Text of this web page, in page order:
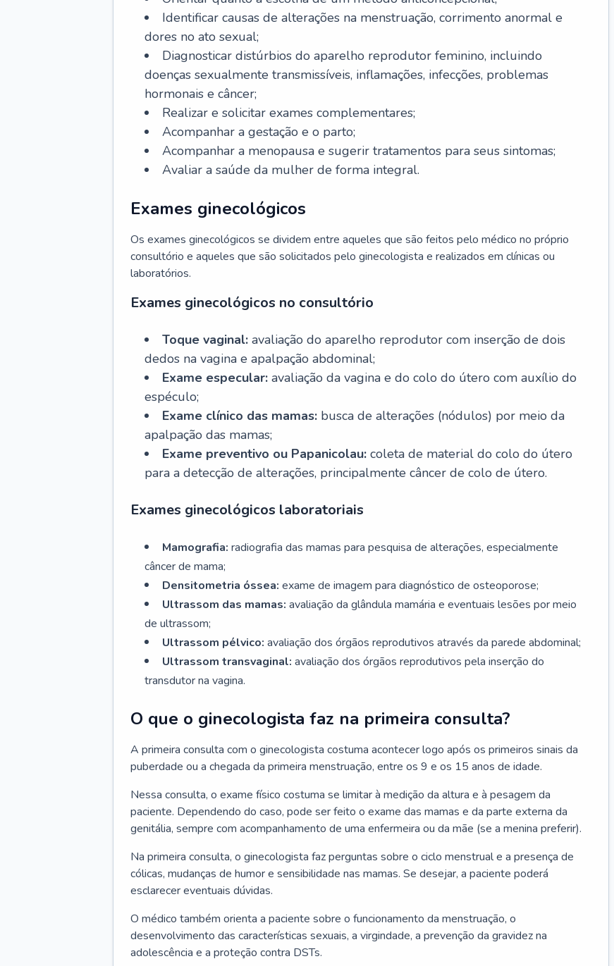
Identificar causas de alterações na menstruação, corrimento anormal e
dores no ato sexual;
Diagnosticar distúrbios do aparelho reprodutor feminino, incluindo
doenças sexualmente transmissíveis, inflamações, infecções, problemas
hormonais e câncer;
Realizar e solicitar exames complementares;
Acompanhar a gestação e o parto;
Acompanhar a menopausa e sugerir tratamentos para seus sintomas;
Avaliar a saúde da mulher de forma integral.
Exames ginecológicos
Os exames ginecológicos se dividem entre aqueles que são feitos pelo médico no próprio
consultório e aqueles que são solicitados pelo ginecologista e realizados em clínicas ou
laboratórios.
Exames ginecológicos no consultório
Toque vaginal: avaliação do aparelho reprodutor com inserção de dois
dedos na vagina e apalpação abdominal;
Exame especular: avaliação da vagina e do colo do útero com auxílio do
espéculo;
Exame clínico das mamas: busca de alterações (nódulos) por meio da
apalpação das mamas;
Exame preventivo ou Papanicolau: coleta de material do colo do útero
para a detecção de alterações, principalmente câncer de colo de útero.
Exames ginecológicos laboratoriais
Mamografia: radiografia das mamas para pesquisa de alterações, especialmente
câncer de mama;
Densitometria óssea: exame de imagem para diagnóstico de osteoporose;
Ultrassom das mamas: avaliação da glândula mamária e eventuais lesões por meio
de ultrassom;
Ultrassom pélvico: avaliação dos órgãos reprodutivos através da parede abdominal;
Ultrassom transvaginal: avaliação dos órgãos reprodutivos pela inserção do
transdutor na vagina.
O que o ginecologista faz na primeira consulta?
A primeira consulta com o ginecologista costuma acontecer logo após os primeiros sinais da
puberdade ou a chegada da primeira menstruação, entre os 9 e os 15 anos de idade.
Nessa consulta, o exame físico costuma se limitar à medição da altura e à pesagem da
paciente. Dependendo do caso, pode ser feito o exame das mamas e da parte externa da
genitália, sempre com acompanhamento de uma enfermeira ou da mãe (se a menina preferir).
Na primeira consulta, o ginecologista faz perguntas sobre o ciclo menstrual e a presença de
cólicas, mudanças de humor e sensibilidade nas mamas. Se desejar, a paciente poderá
esclarecer eventuais dúvidas.
O médico também orienta a paciente sobre o funcionamento da menstruação, o
desenvolvimento das características sexuais, a virgindade, a prevenção da gravidez na
adolescência e a proteção contra DSTs.